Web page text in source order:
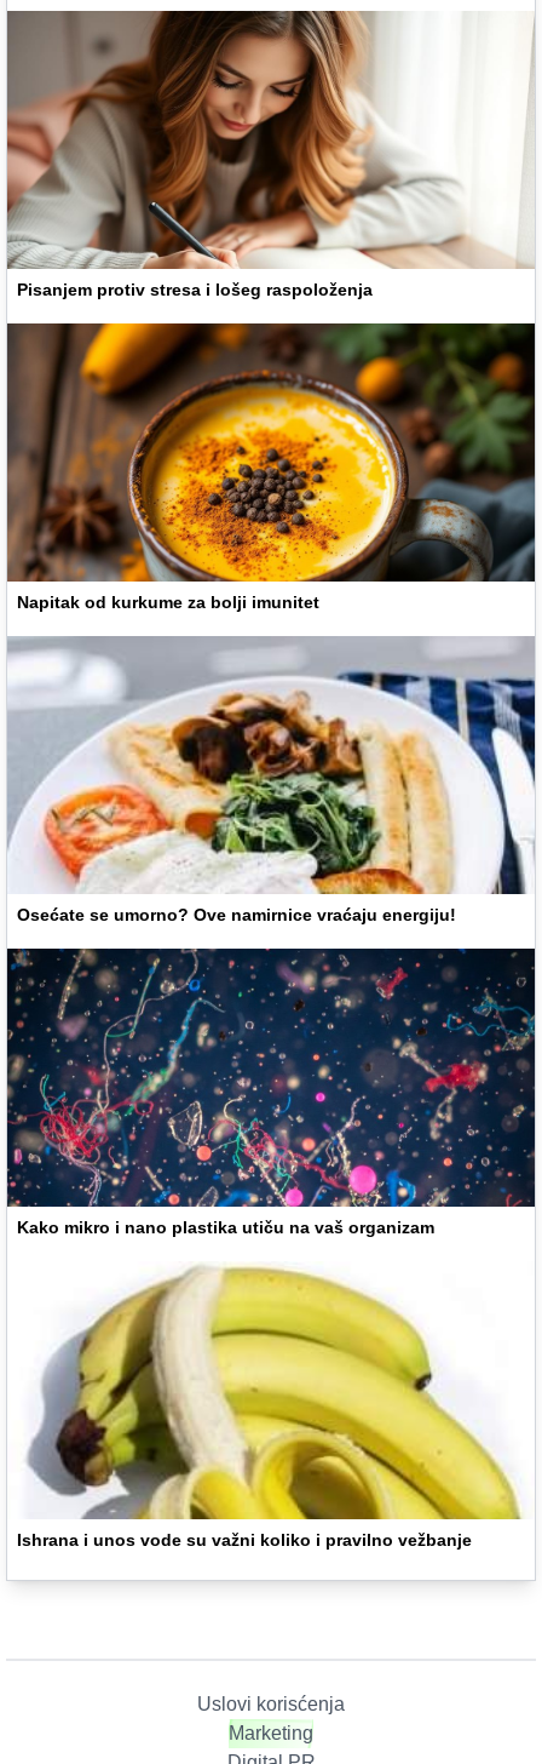
Pisanjem protiv stresa i lošeg raspoloženja
Napitak od kurkume za bolji imunitet
Osećate se umorno? Ove namirnice vraćaju energiju!
Kako mikro i nano plastika utiču na vaš organizam
Ishrana i unos vode su važni koliko i pravilno vežbanje
Uslovi korisćenja
Marketing